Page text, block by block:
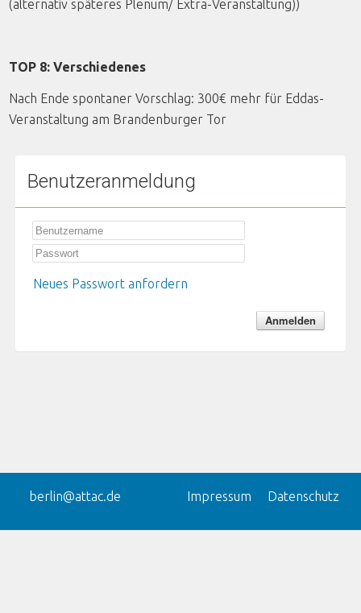
(alternativ späteres Plenum/ Extra-Veranstaltung))
TOP 8: Verschiedenes
Nach Ende spontaner Vorschlag: 300€ mehr für Eddas-
Veranstaltung am Brandenburger Tor
Benutzeranmeldung
Neues Passwort anfordern
berlin@attac.de Impressum Datenschutz